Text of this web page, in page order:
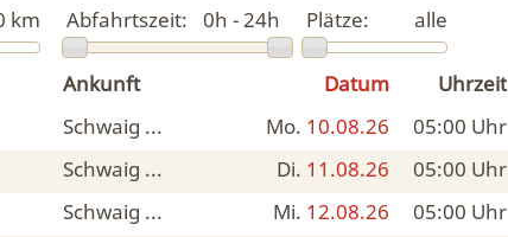
km Abfahrtszeit: 0h - 24h Plätze: alle
Ankunft Datum Uhrzeit
Schwaig ... Mo. 10.08.26 05:00 Uhr
Schwaig ... Di. 11.08.26 05:00 Uhr
Schwaig ... Mi. 12.08.26 05:00 Uhr